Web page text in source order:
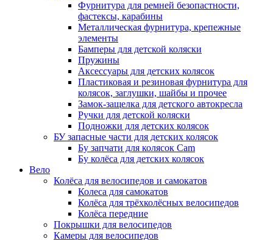
Фурнитура для ремней безопастности,
фастексы, карабины
Металлическая фурнитура, крепежные
элементы
Бамперы для детской коляски
Пружины
Аксессуары для детских колясок
Пластиковая и резиновая фурнитура для
колясок, заглушки, шайбы и прочее
Замок-защелка для детского автокресла
Ручки для детской коляски
Подножки для детских колясок
БУ запасные части для детских колясок
Бу запчати для колясок Cam
Бу колёса для детских колясок
Вело
Колёса для велосипедов и самокатов
Колеса для самокатов
Колёса для трёхколёсных велосипедов
Колёса передние
Покрышки для велосипедов
Камеры для велосипедов